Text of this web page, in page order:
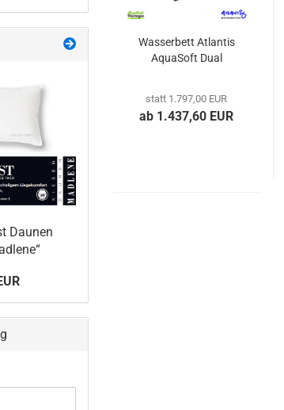
Wasserbett Atlantis
AquaSoft Dual
statt 1.797,00 EUR
ab 1.437,60 EUR
Daunen